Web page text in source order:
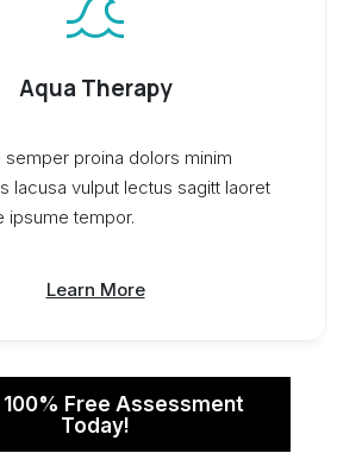
Aqua Therapy
semper proina dolors minim
lacusa vulput lectus sagitt laoret
ipsume tempor.
Learn More
100% Free Assessment
Today!